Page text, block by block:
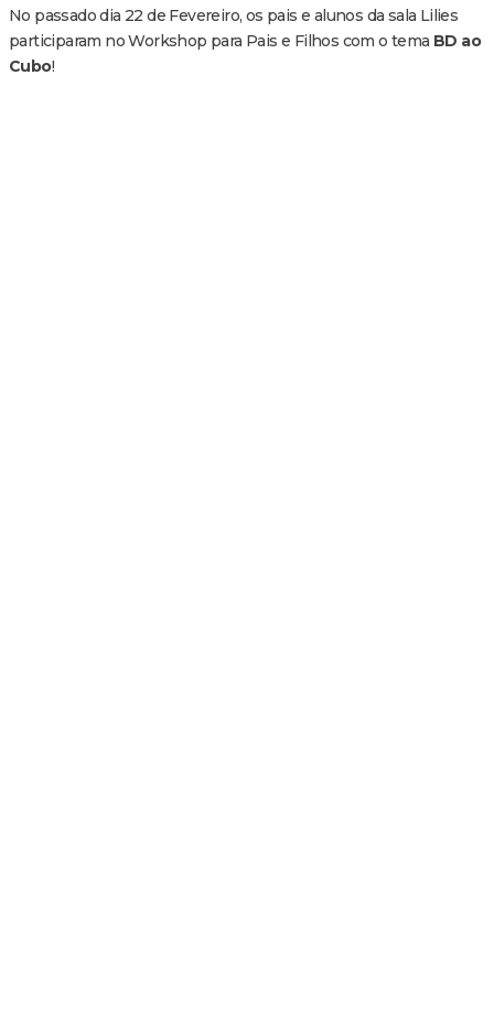
No passado dia 22 de Fevereiro, os pais e alunos da sala Lilies
participaram no Workshop para Pais e Filhos com o tema BD ao
Cubo!